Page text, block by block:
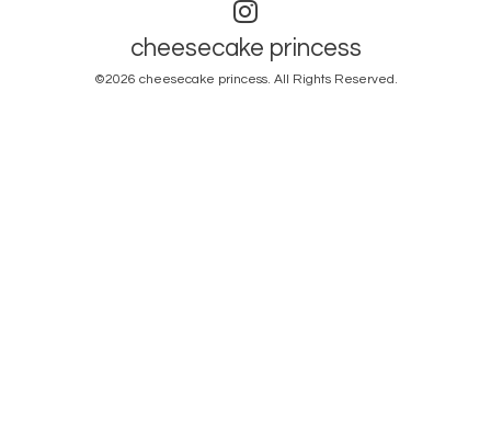
cheesecake princess
©2026 cheesecake princess. All Rights Reserved.